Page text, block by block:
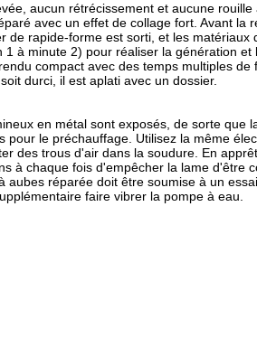
aucun rétrécissement et aucune rouille
avec un effet de collage fort. Avant la
de rapide-forme est sorti, et les matériaux
à minute 2) pour réaliser la génération et
compact avec des temps multiples de
durci, il est aplati avec un dossier.
en métal sont exposés, de sorte que
le préchauffage. Utilisez la même
des trous d'air dans la soudure. En
à chaque fois d'empêcher la lame d'être
réparée doit être soumise à un
faire vibrer la pompe à eau.